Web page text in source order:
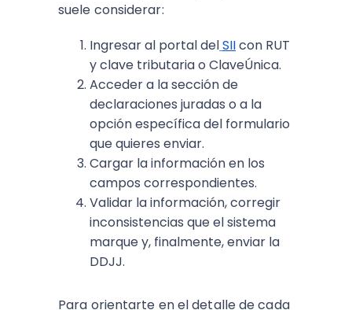
suele considerar:
Ingresar al portal delSIIcon RUT
y clave tributaria o ClaveÚnica.​
Acceder a la sección de
declaraciones juradas o a la
opción específica del formulario
que quieres enviar.​
Cargar la información en los
campos correspondientes.
Validar la información, corregir
inconsistencias que el sistema
marque y, finalmente, enviar la
DDJJ.​
Para orientarte en el detalle de cada